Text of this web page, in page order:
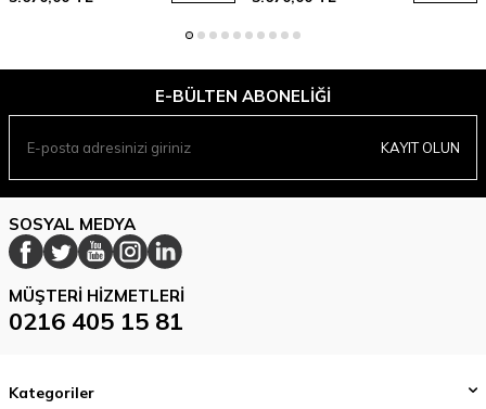
E-BÜLTEN ABONELIĞI
KAYIT OLUN
SOSYAL MEDYA
MÜŞTERI HIZMETLERI
0216 405 15 81
Kategoriler